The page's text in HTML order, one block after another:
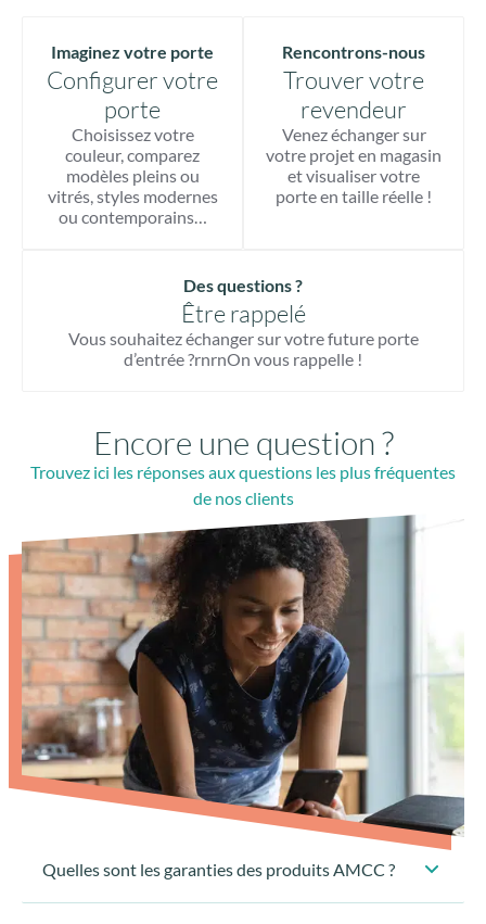
Imaginez votre porte
Configurer votre
porte
Choisissez votre
couleur, comparez
modèles pleins ou
vitrés, styles modernes
ou contemporains…
Rencontrons-nous
Trouver votre
revendeur
Venez échanger sur
votre projet en magasin
et visualiser votre
porte en taille réelle !
Des questions ?
Être rappelé
Vous souhaitez échanger sur votre future porte
d’entrée ?rnrnOn vous rappelle !
Encore une question ?
Trouvez ici les réponses aux questions les plus fréquentes
de nos clients
Quelles sont les garanties des produits AMCC ?